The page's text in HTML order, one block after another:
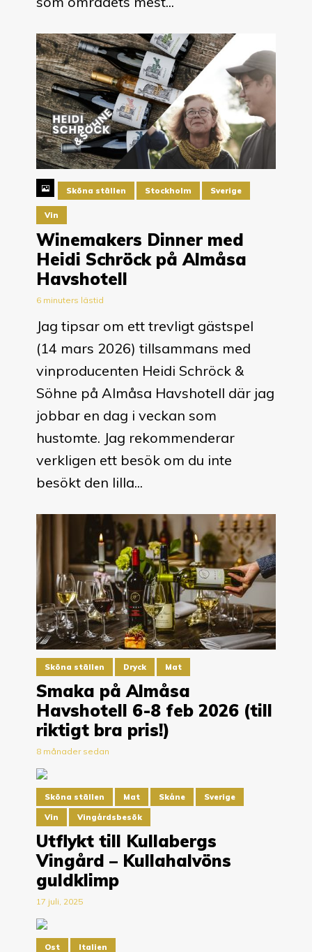
Sköna ställen Stockholm Sverige
Vin
Winemakers Dinner med
Heidi Schröck på Almåsa
Havshotell
6 minuters lästid
Jag tipsar om ett trevligt gästspel
(14 mars 2026) tillsammans med
vinproducenten Heidi Schröck &
Söhne på Almåsa Havshotell där jag
jobbar en dag i veckan som
hustomte. Jag rekommenderar
verkligen ett besök om du inte
besökt den lilla...
Sköna ställen Dryck Mat
Smaka på Almåsa
Havshotell 6-8 feb 2026 (till
riktigt bra pris!)
8 månader sedan
Sköna ställen Mat Skåne Sverige
Vin Vingårdsbesök
Utflykt till Kullabergs
Vingård – Kullahalvöns
guldklimp
17 juli, 2025
Ost Italien